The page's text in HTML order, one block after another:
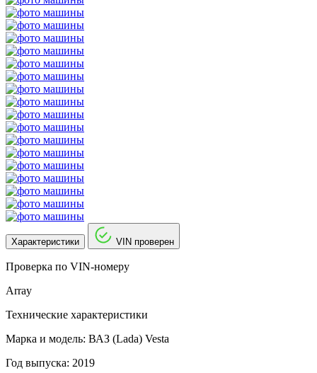
Характеристики VIN проверен
Проверка по VIN-номеру
Array
Технические характеристики
Марка и модель: ВАЗ (Lada) Vesta
Год выпуска: 2019